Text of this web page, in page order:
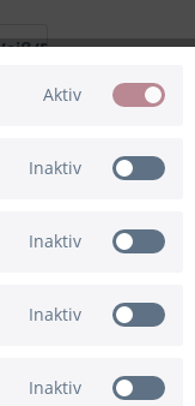
Bronze
Aktiv
Inaktiv
Inaktiv
Inaktiv
Inaktiv